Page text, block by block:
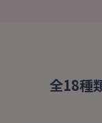
全18種